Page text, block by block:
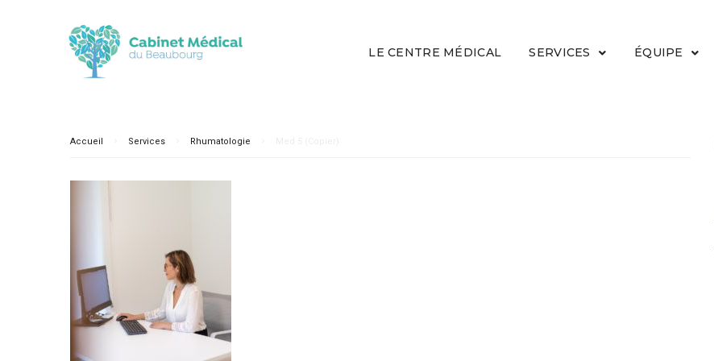
LE CENTRE MÉDICAL SERVICES ÉQUIPE
Accueil Services Rhumatologie